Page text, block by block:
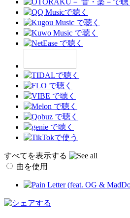
すべてを表示する
曲を使用